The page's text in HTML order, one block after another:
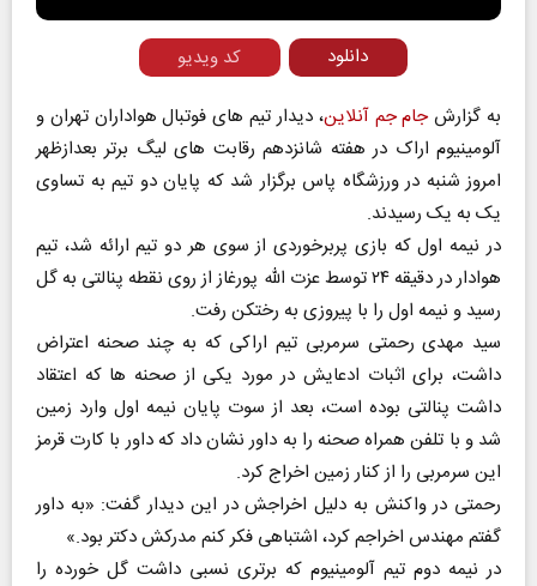
کد ویدیو
دانلود
به گزارشجام جم آنلاین، دیدار تیم های فوتبال هواداران تهران و
آلومینیوم اراک در هفته شانزدهم رقابت های لیگ برتر بعدازظهر
امروز شنبه در ورزشگاه پاس برگزار شد که پایان دو تیم به تساوی
یک به یک رسیدند.
در نیمه اول که بازی پربرخوردی از سوی هر دو تیم ارائه شد، تیم
هوادار در دقیقه ۲۴ توسط عزت الله پورغاز از روی نقطه پنالتی به گل
رسید و نیمه اول را با پیروزی به رختکن رفت.
سید مهدی رحمتی سرمربی تیم اراکی که به چند صحنه اعتراض
داشت، برای اثبات ادعایش در مورد یکی از صحنه ها که اعتقاد
داشت پنالتی بوده است، بعد از سوت پایان نیمه اول وارد زمین
شد و با تلفن همراه صحنه را به داور نشان داد که داور با کارت قرمز
این سرمربی را از کنار زمین اخراج کرد.
رحمتی در واکنش به دلیل اخراجش در این دیدار گفت: «به داور
گفتم مهندس اخراجم کرد، اشتباهی فکر کنم مدرکش دکتر بود.»
در نیمه دوم تیم آلومینیوم که برتری نسبی داشت گل خورده را